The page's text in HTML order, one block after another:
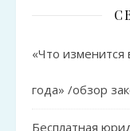
«Что изменится
года» /обзор
Бесплатная